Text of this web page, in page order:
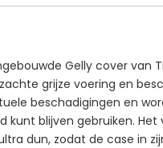
Gelly cover van
grijze voering en
beschadigingen en
blijven gebruiken.
dun, zodat de case in